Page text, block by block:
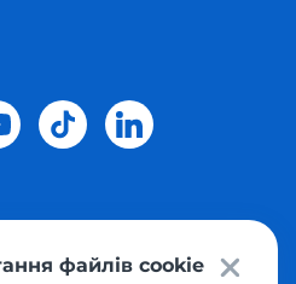
Всі права захищені
файлів cookie